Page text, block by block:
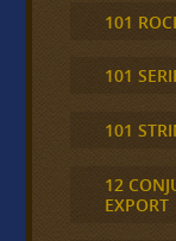
101
101
101
12
EXPORT